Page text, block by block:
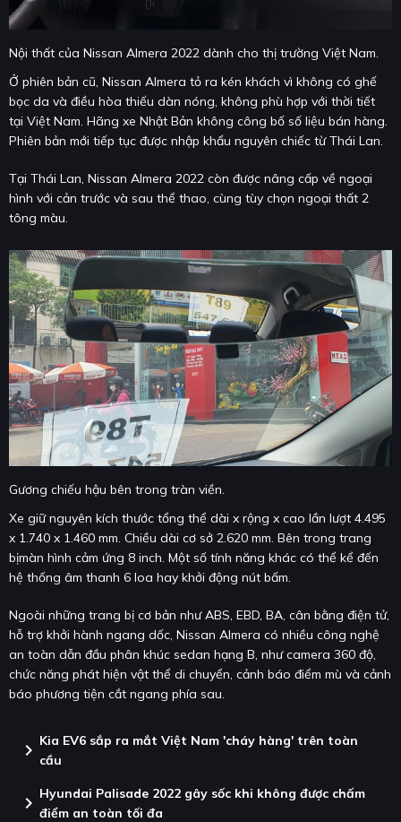
Nội thất của Nissan Almera 2022 dành cho thị trường Việt Nam.
Ở phiên bản cũ, Nissan Almera tỏ ra kén khách vì không có ghế
bọc da và điều hòa thiếu dàn nóng, không phù hợp với thời tiết
tại Việt Nam. Hãng xe Nhật Bản không công bố số liệu bán hàng.
Phiên bản mới tiếp tục được nhập khẩu nguyên chiếc từ Thái Lan.
Tại Thái Lan, Nissan Almera 2022 còn được nâng cấp về ngoại
hình với cản trước và sau thể thao, cùng tùy chọn ngoại thất 2
tông màu.
Gương chiếu hậu bên trong tràn viền.
Xe giữ nguyên kích thước tổng thể dài x rộng x cao lần lượt 4.495
x 1.740 x 1.460 mm. Chiều dài cơ sở 2.620 mm. Bên trong trang
bịmàn hình cảm ứng 8 inch. Một số tính năng khác có thể kể đến
hệ thống âm thanh 6 loa hay khởi động nút bấm.
Ngoài những trang bị cơ bản như ABS, EBD, BA, cân bằng điện tử,
hỗ trợ khởi hành ngang dốc, Nissan Almera có nhiều công nghệ
an toàn dẫn đầu phân khúc sedan hạng B, như camera 360 độ,
chức năng phát hiện vật thể di chuyển, cảnh báo điểm mù và cảnh
báo phương tiện cắt ngang phía sau.
chevron_right Kia EV6 sắp ra mắt Việt Nam 'cháy hàng' trên toàn
cầu
chevron_right Hyundai Palisade 2022 gây sốc khi không được chấm
điểm an toàn tối đa